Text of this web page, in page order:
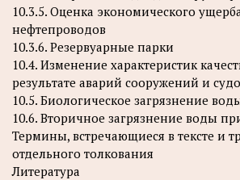
10.3.5. Оценка экономического
нефтепроводов
10.3.6. Резервуарные парки
10.4. Изменение характеристик
результате аварий сооружений и
10.5. Биологическое загрязнение
10.6. Вторичное загрязнение воды
Термины, встречающиеся в тексте и
отдельного толкования
Литература